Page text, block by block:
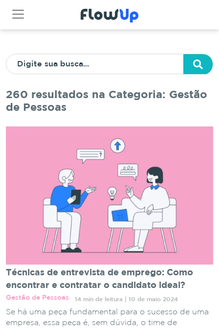
260 resultados na Categoria: Gestão
de Pessoas
Técnicas de entrevista de emprego: Como
encontrar e contratar o candidato ideal?
Gestão de Pessoas 14 min de leitura | 10 de maio 2024
Se há uma peça fundamental para o sucesso de uma
empresa, essa peça é, sem dúvida, o time de